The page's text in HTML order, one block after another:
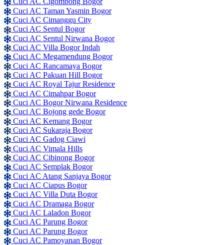
Cuci AC Taman Yasmin Bogor
Cuci AC Cimanggu City
Cuci AC Sentul Bogor
Cuci AC Sentul Nirwana Bogor
Cuci AC Villa Bogor Indah
Cuci AC Megamendung Bogor
Cuci AC Rancamaya Bogor
Cuci AC Pakuan Hill Bogor
Cuci AC Royal Tajur Residence
Cuci AC Cimahpar Bogor
Cuci AC Bogor Nirwana Residence
Cuci AC Bojong gede Bogor
Cuci AC Kemang Bogor
Cuci AC Sukaraja Bogor
Cuci AC Gadog Ciawi
Cuci AC Vimala Hills
Cuci AC Cibinong Bogor
Cuci AC Semplak Bogor
Cuci AC Atang Sanjaya Bogor
Cuci AC Ciapus Bogor
Cuci AC Villa Duta Bogor
Cuci AC Dramaga Bogor
Cuci AC Laladon Bogor
Cuci AC Parung Bogor
Cuci AC Parung Bogor
Cuci AC Pamoyanan Bogor